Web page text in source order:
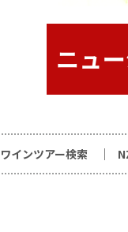
ージーランドワイン総合サイ
インツアー検索